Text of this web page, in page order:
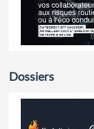
Dossiers